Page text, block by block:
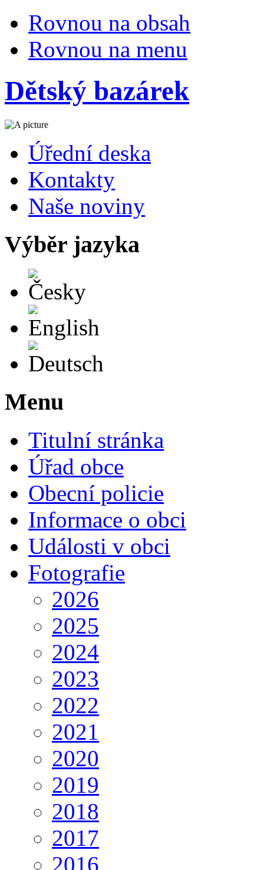
Rovnou na obsah
Rovnou na menu
Dětský bazárek
Úřední deska
Kontakty
Naše noviny
Výběr jazyka
Menu
Titulní stránka
Úřad obce
Obecní policie
Informace o obci
Události v obci
Fotografie
2026
2025
2024
2023
2022
2021
2020
2019
2018
2017
2016